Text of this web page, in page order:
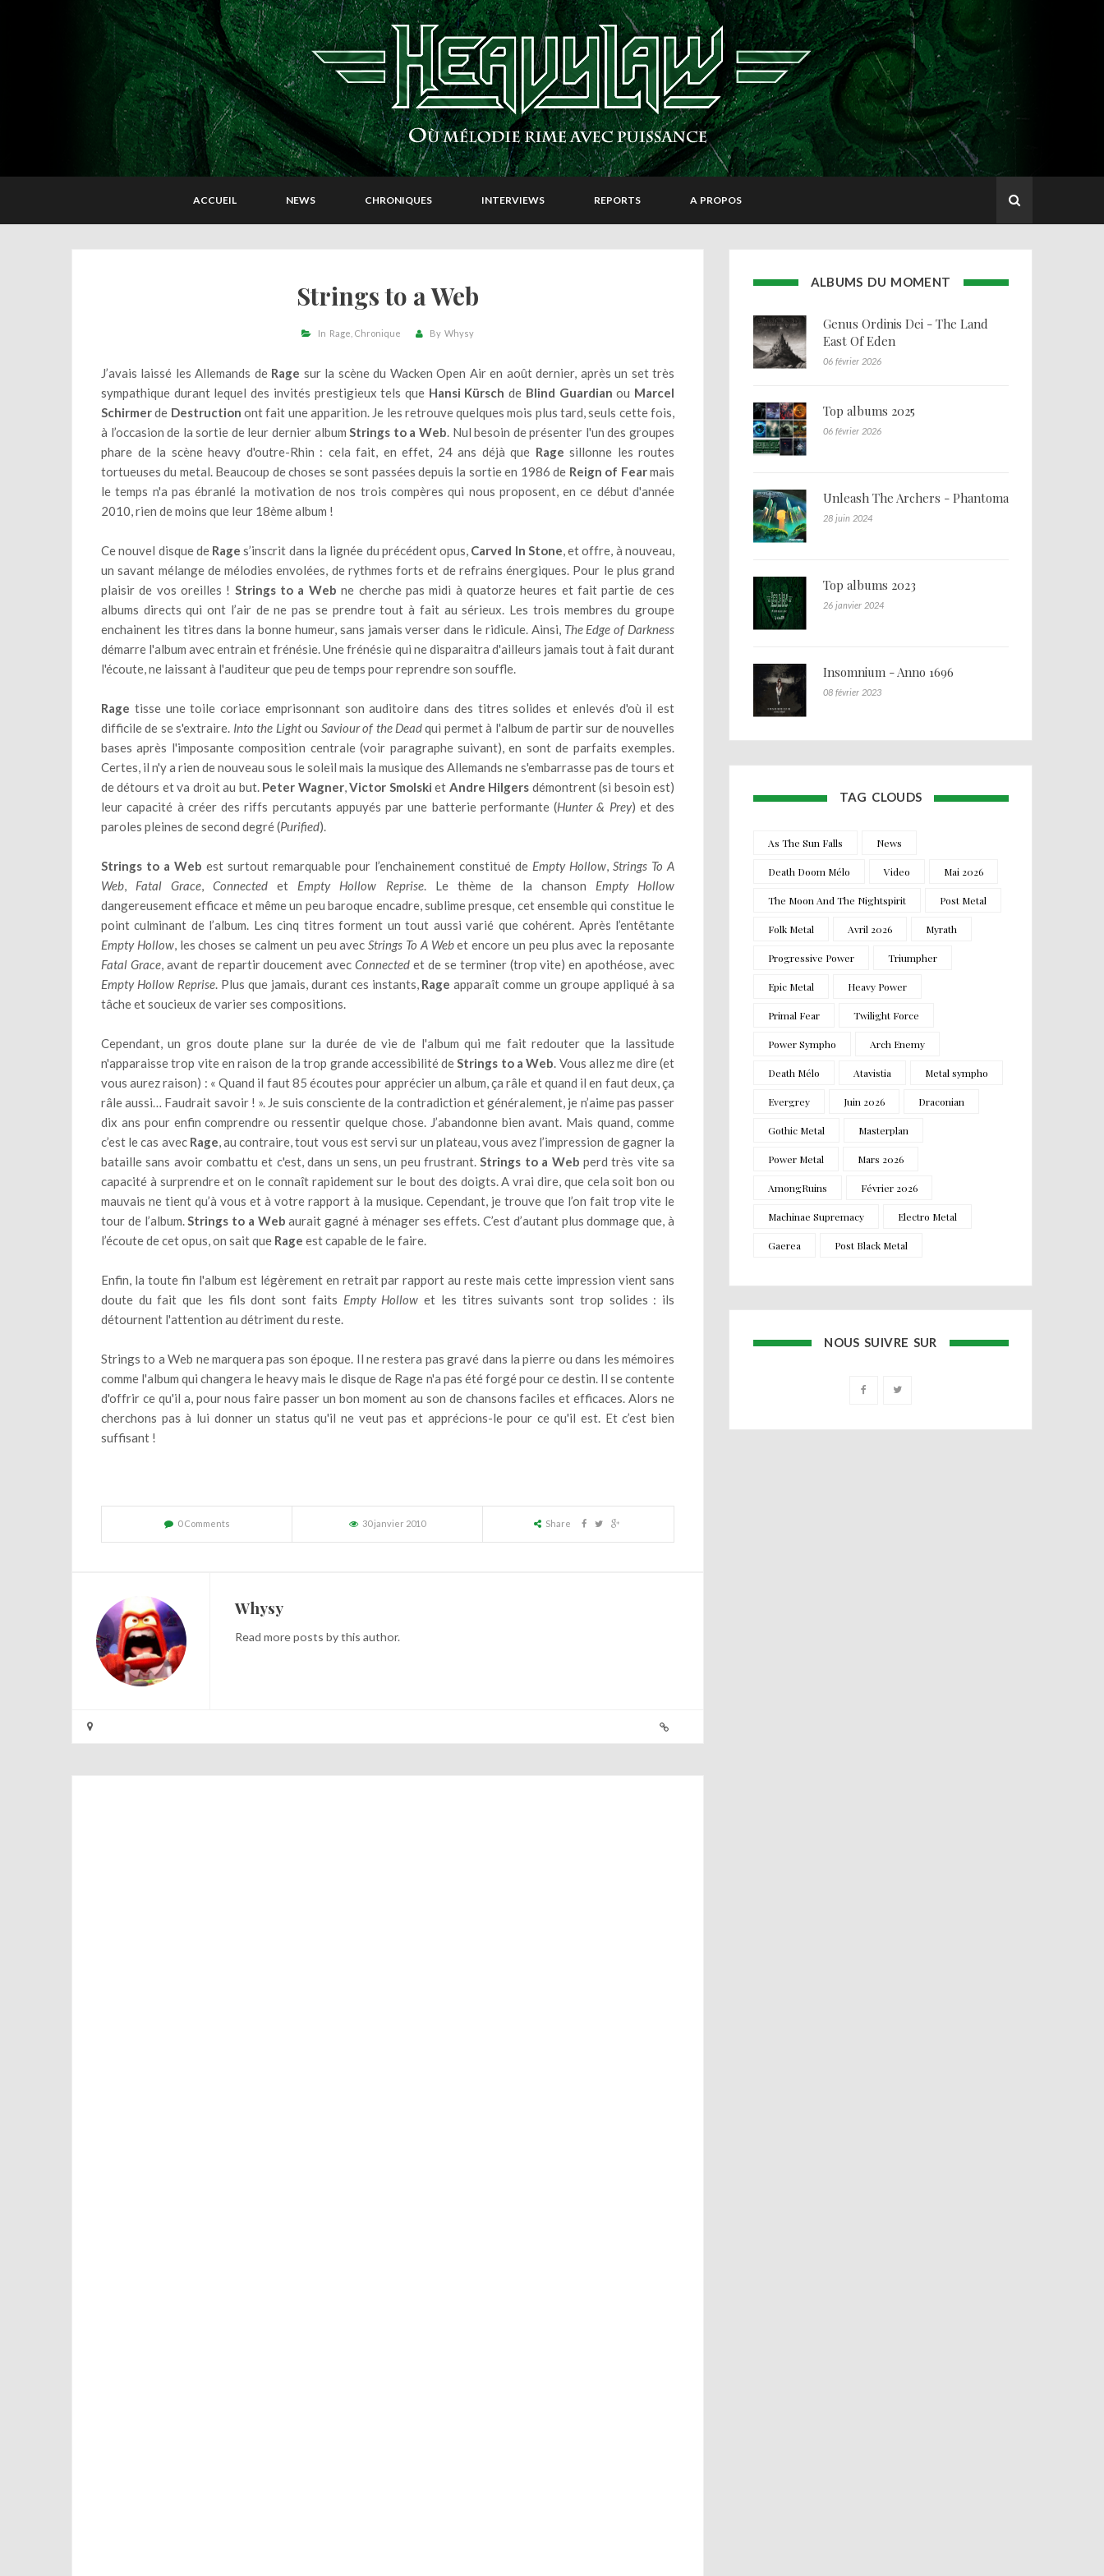
ACCUEIL NEWS CHRONIQUES INTERVIEWS REPORTS A PROPOS
Strings to a Web
In Rage Chronique By Whysy
J’avais laissé les Allemands de Rage sur la scène du Wacken Open Air en août dernier, après un set très
sympathique durant lequel des invités prestigieux tels que Hansi Kürsch de Blind Guardian ou Marcel
Schirmerde Destruction ont fait une apparition. Je les retrouve quelques mois plus tard, seuls cette fois,
à l’occasion de la sortie de leur dernier albumStrings to a Web. Nul besoin de présenter l'un des groupes
phare de la scène heavy d'outre-Rhin : cela fait, en effet, 24 ans déjà que Rage sillonne les routes
tortueuses du metal. Beaucoup de choses se sont passées depuis la sortie en 1986 de Reign of Fearmais
le temps n'a pas ébranlé la motivation de nos trois compères qui nous proposent, en ce début d'année
2010, rien de moins que leur 18ème album !
Ce nouvel disque de Rage s’inscrit dans la lignée du précédent opus, Carved In Stone, et offre, à nouveau,
un savant mélange de mélodies envolées, de rythmes forts et de refrains énergiques. Pour le plus grand
plaisir de vos oreilles ! Strings to a Web ne cherche pas midi à quatorze heures et fait partie de ces
albums directs qui ont l’air de ne pas se prendre tout à fait au sérieux. Les trois membres du groupe
enchainent les titres dans la bonne humeur, sans jamais verser dans le ridicule. Ainsi,The Edge of Darkness
démarre l'album avec entrain et frénésie. Une frénésie qui ne disparaitra d'ailleurs jamais tout à fait durant
l'écoute, ne laissant à l'auditeur que peu de temps pour reprendre son souffle.
Rage tisse une toile coriace emprisonnant son auditoire dans des titres solides et enlevés d'où il est
difficile de se s'extraire. Into the Lightou Saviour of the Deadqui permet à l'album de partir sur de nouvelles
bases après l'imposante composition centrale (voir paragraphe suivant), en sont de parfaits exemples.
Certes, il n'y a rien de nouveau sous le soleil mais la musique des Allemands ne s'embarrasse pas de tours et
de détours et va droit au but. Peter Wagner,Victor Smolski et Andre Hilgers démontrent (si besoin est)
leur capacité à créer des riffs percutants appuyés par une batterie performante (Hunter & Prey) et des
paroles pleines de second degré (Purified).
Strings to a Web est surtout remarquable pour l’enchainement constitué de Empty Hollow, Strings To A
Web, Fatal Grace,Connected et Empty Hollow Reprise. Le thème de la chanson Empty Hollow
dangereusement efficace et même un peu baroque encadre, sublime presque, cet ensemble qui constitue le
point culminant de l’album. Les cinq titres forment un tout aussi varié que cohérent. Après l’entêtante
Empty Hollow, les choses se calment un peu avecStrings To A Webet encore un peu plus avec la reposante
Fatal Grace, avant de repartir doucement avecConnected et de se terminer (trop vite) en apothéose, avec
Empty Hollow Reprise. Plus que jamais, durant ces instants, Rage apparaît comme un groupe appliqué à sa
tâche et soucieux de varier ses compositions.
Cependant, un gros doute plane sur la durée de vie de l'album qui me fait redouter que la lassitude
n'apparaisse trop vite en raison de la trop grande accessibilité deStrings to a Web. Vous allez me dire (et
vous aurez raison) : « Quand il faut 85 écoutes pour apprécier un album, ça râle et quand il en faut deux, ça
râle aussi… Faudrait savoir ! ». Je suis consciente de la contradiction et généralement, je n’aime pas passer
dix ans pour enfin comprendre ou ressentir quelque chose. J’abandonne bien avant. Mais quand, comme
c’est le cas avec Rage, au contraire, tout vous est servi sur un plateau, vous avez l’impression de gagner la
bataille sans avoir combattu et c'est, dans un sens, un peu frustrant.Strings to a Web perd très vite sa
capacité à surprendre et on le connaît rapidement sur le bout des doigts. A vrai dire, que cela soit bon ou
mauvais ne tient qu’à vous et à votre rapport à la musique. Cependant, je trouve que l’on fait trop vite le
tour de l’album.Strings to a Web aurait gagné à ménager ses effets. C’est d’autant plus dommage que, à
l’écoute de cet opus, on sait que Rage est capable de le faire.
Enfin, la toute fin l'album est légèrement en retrait par rapport au reste mais cette impression vient sans
doute du fait que les fils dont sont faits Empty Hollow et les titres suivants sont trop solides : ils
détournent l'attention au détriment du reste.
Strings to a Web ne marquera pas son époque. Il ne restera pas gravé dans la pierre ou dans les mémoires
comme l'album qui changera le heavy mais le disque de Rage n'a pas été forgé pour ce destin. Il se contente
d'offrir ce qu'il a, pour nous faire passer un bon moment au son de chansons faciles et efficaces. Alors ne
cherchons pas à lui donner un status qu'il ne veut pas et apprécions-le pour ce qu'il est. Et c’est bien
suffisant !
0 Comments 30 janvier 2010 Share
Whysy
Read more posts by this author.
ALBUMS DU MOMENT
Genus Ordinis Dei - The Land
East Of Eden
06 février 2026
Top albums 2025
06 février 2026
Unleash The Archers - Phantoma
28 juin 2024
Top albums 2023
26 janvier 2024
Insomnium - Anno 1696
08 février 2023
TAG CLOUDS
As The Sun Falls News
Death Doom Mélo Video Mai 2026
The Moon And The Nightspirit Post Metal
Folk Metal Avril 2026 Myrath
Progressive Power Triumpher
Epic Metal Heavy Power
Primal Fear Twilight Force
Power Sympho Arch Enemy
Death Mélo Atavistia Metal sympho
Evergrey Juin 2026 Draconian
Gothic Metal Masterplan
Power Metal Mars 2026
AmongRuins Février 2026
Machinae Supremacy Electro Metal
Gaerea Post Black Metal
NOUS SUIVRE SUR